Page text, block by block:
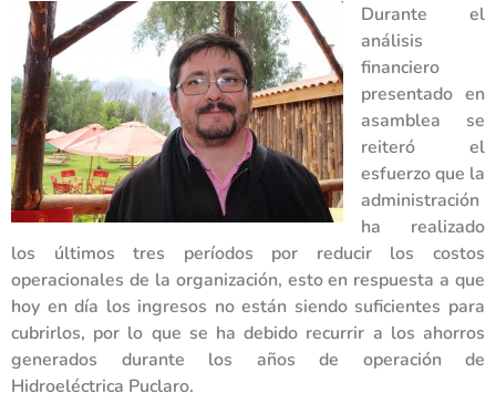
Durante el
análisis
financiero
presentado en
asamblea se
reiteró el
esfuerzo que la
administración
ha realizado
los últimos tres períodos por reducir los costos
operacionales de la organización, esto en respuesta a que
hoy en día los ingresos no están siendo suficientes para
cubrirlos, por lo que se ha debido recurrir a los ahorros
generados durante los años de operación de
Hidroeléctrica Puclaro.